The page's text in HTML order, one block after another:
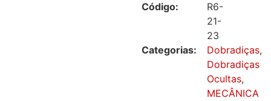
Código:
R6-
21-
23
Categorias:
Dobradiças,
Dobradiças
Ocultas,
MECÂNICA